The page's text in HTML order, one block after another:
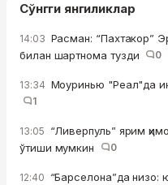
Сўнгги янгиликлар
14:03 Расман: “Пахтакор”
билан шартнома тузди
0
13:34 Моуринью "Реал"да
1
13:05 “Ливерпуль” ярим
ўтиши мумкин
0
12:40 “Барселона”да низо: